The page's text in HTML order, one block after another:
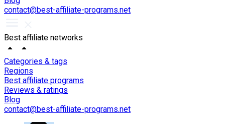
contact@best-affiliate-programs.net
Best affiliate networks
Categories & tags
Regions
Best affiliate programs
Reviews & ratings
Blog
contact@best-affiliate-programs.net